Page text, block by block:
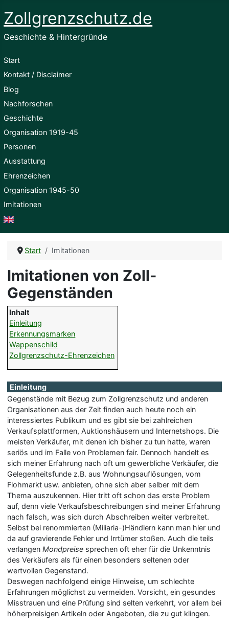
Zollgrenzschutz.de
Geschichte & Hintergründe
Start
Kontakt / Disclaimer
Blog
Nachforschen
Geschichte
Organisation 1919-45
Personen
Ausstattung
Ehrenzeichen
Organisation 1945-50
Imitationen
English
Start Imitationen
Imitationen von Zoll-
Gegenständen
Inhalt
Einleitung
Erkennungsmarken
Wappenschild
Zollgrenzschutz-Ehrenzeichen
Einleitung
Gegenstände mit Bezug zum Zollgrenzschutz und anderen
Organisationen aus der Zeit finden auch heute noch ein
interessiertes Publikum und es gibt sie bei zahlreichen
Verkaufsplattformen, Auktionshäusern und Internetshops. Die
meisten Verkäufer, mit denen ich bisher zu tun hatte, waren
seriös und im Falle von Problemen fair. Dennoch handelt es
sich meiner Erfahrung nach oft um gewerbliche Verkäufer, die
Gelegenheitsfunde z.B. aus Wohnungsauflösungen, vom
Flohmarkt usw. anbieten, ohne sich aber selber mit dem
Thema auszukennen. Hier tritt oft schon das erste Problem
auf, denn viele Verkaufsbeschreibungen sind meiner Erfahrung
nach falsch, was sich durch Abschreiben weiter verbreitet.
Selbst bei renommierten (Miliaria-)Händlern kann man hier und
da auf gravierende Fehler und Irrtümer stoßen. Auch die teils
verlangenMondpreise sprechen oft eher für die Unkenntnis
des Verkäufers als für einen besonders seltenen oder
wertvollen Gegenstand.
Deswegen nachfolgend einige Hinweise, um schlechte
Erfahrungen möglichst zu vermeiden. Vorsicht, ein gesundes
Misstrauen und eine Prüfung sind selten verkehrt, vor allem bei
höherpreisigen Artikeln oder Angeboten, die zu gut klingen.